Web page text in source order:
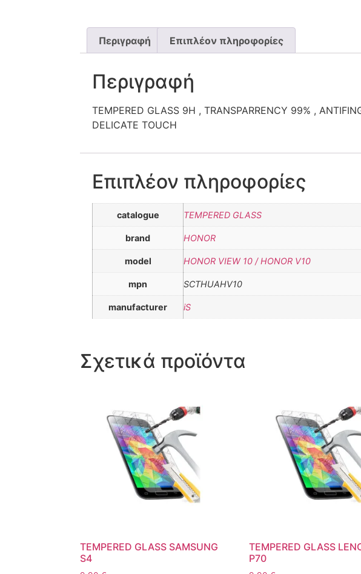
Περιγραφή Επιπλέον πληροφορίες
Περιγραφή
TEMPERED GLASS 9H , TRANSPARRENCY 99% ,
DELICATE TOUCH
Επιπλέον πληροφορίες
catalogue TEMPERED GLASS
brand HONOR
model HONOR VIEW 10 / HONOR V10
mpn SCTHUAHV10
manufacturer iS
Σχετικά προϊόντα
TEMPERED GLASS SAMSUNG
S4
TEMPERED GLASS
P70